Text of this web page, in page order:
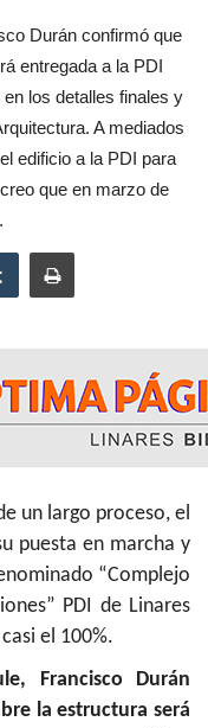
Durán confirmó que
entregada a la PDI
los detalles finales y
A mediados
edificio a la PDI para
que en marzo de
proceso, el
puesta en marcha y
“Complejo
PDI de Linares
el 100%.
Francisco Durán
la estructura será